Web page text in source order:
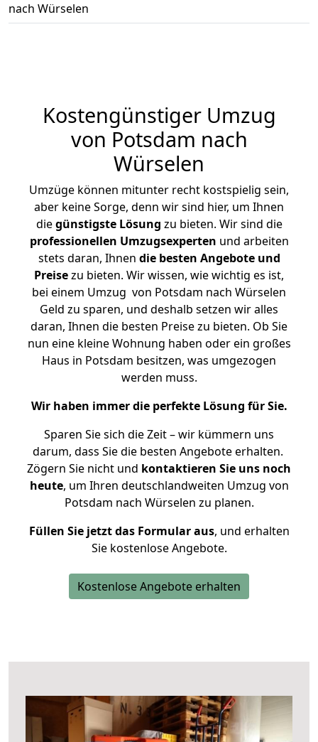
nach Würselen
Kostengünstiger Umzug
von Potsdam nach
Würselen
Umzüge können mitunter recht kostspielig sein,
aber keine Sorge, denn wir sind hier, um Ihnen
diegünstigste Lösung zu bieten. Wir sind die
professionellen Umzugsexperten und arbeiten
stets daran, Ihnen die besten Angebote und
Preisezu bieten. Wir wissen, wie wichtig es ist,
bei einem Umzug von Potsdam nach Würselen
Geld zu sparen, und deshalb setzen wir alles
daran, Ihnen die besten Preise zu bieten. Ob Sie
nun eine kleine Wohnung haben oder ein großes
Haus in Potsdam besitzen, was umgezogen
werden muss.
Wir haben immer die perfekte Lösung für Sie.
Sparen Sie sich die Zeit – wir kümmern uns
darum, dass Sie die besten Angebote erhalten.
Zögern Sie nicht und kontaktieren Sie uns noch
heute, um Ihren deutschlandweiten Umzug von
Potsdam nach Würselen zu planen.
Füllen Sie jetzt das Formular aus, und erhalten
Sie kostenlose Angebote.
Kostenlose Angebote erhalten